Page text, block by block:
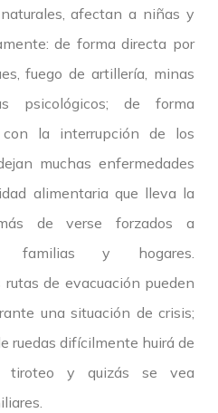
afectan a niñas y
de forma directa por
fuego de artillería, minas
psicológicos; de forma
con la interrupción de los
muchas enfermedades
alimentaria que lleva la
de verse forzados a
familias y hogares.
de evacuación pueden
una situación de crisis;
ruedas difícilmente huirá de
y quizás se vea